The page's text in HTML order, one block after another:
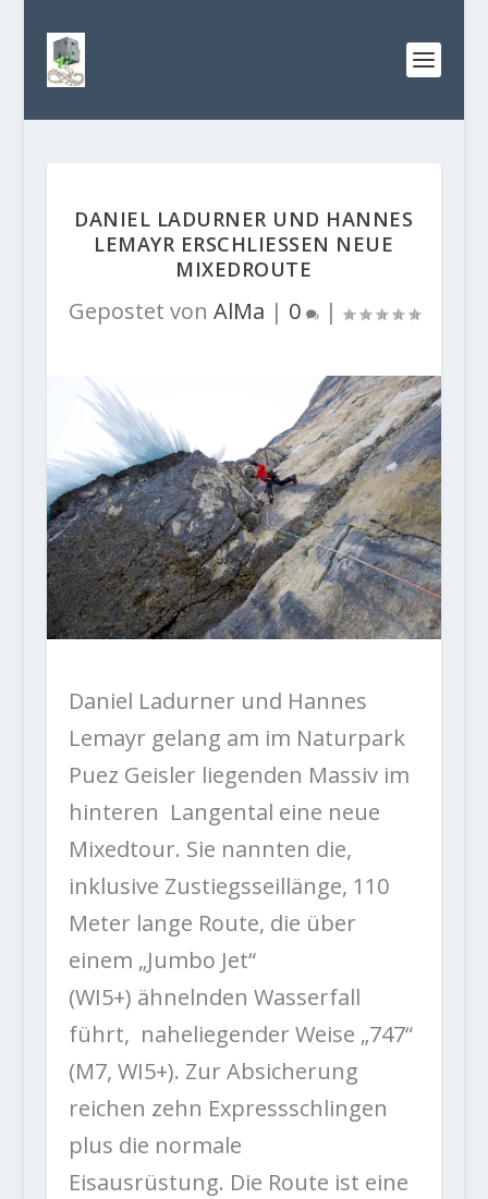
DANIEL LADURNER UND HANNES
LEMAYR ERSCHLIESSEN NEUE
MIXEDROUTE
Gepostet von AlMa | 0 |
Daniel Ladurner und Hannes
Lemayr gelang am im Naturpark
Puez Geisler liegenden Massiv im
hinteren Langental eine neue
Mixedtour. Sie nannten die,
inklusive Zustiegsseillänge, 110
Meter lange Route, die über
einem „Jumbo Jet“
(WI5+) ähnelnden Wasserfall
führt, naheliegender Weise „747“
(M7, WI5+). Zur Absicherung
reichen zehn Expressschlingen
plus die normale
Eisausrüstung. Die Route ist eine